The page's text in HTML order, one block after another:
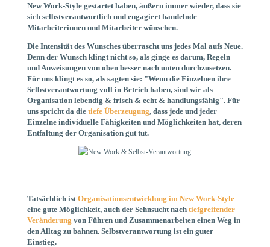
New Work-Style gestartet haben, äußern immer wieder, dass sie
sich selbstverantwortlich und engagiert handelnde
Mitarbeiterinnen und Mitarbeiter wünschen.
Die Intensität des Wunsches überrascht uns jedes Mal aufs Neue.
Denn der Wunsch klingt nicht so, als ginge es darum, Regeln
und Anweisungen von oben besser nach unten durchzusetzen.
Für uns klingt es so, als sagten sie: "Wenn die Einzelnen ihre
Selbstverantwortung voll in Betrieb haben, sind wir als
Organisation lebendig & frisch & echt & handlungsfähig". Für
uns spricht da die tiefe Überzeugung, dass jede und jeder
Einzelne individuelle Fähigkeiten und Möglichkeiten hat, deren
Entfaltung der Organisation gut tut.
Tatsächlich ist Organisationsentwicklung im New Work-Style
eine gute Möglichkeit, auch der Sehnsucht nach tiefgreifender
Veränderung von Führen und Zusammenarbeiten einen Weg in
den Alltag zu bahnen. Selbstverantwortung ist ein guter
Einstieg.